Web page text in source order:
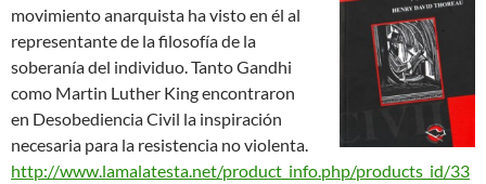
movimiento anarquista ha visto en él al
representante de la filosofía de la
soberanía del individuo. Tanto Gandhi
como Martin Luther King encontraron
en Desobediencia Civil la inspiración
necesaria para la resistencia no violenta.
http://www.lamalatesta.net/product_info.php/products_id/33